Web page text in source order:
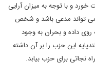
و با توجه به میزان آرایی
تواند مدعی باشد و شخص
روی داده و بحران به وجود
این حزب را بر آن داشته
نجاتی برای حزب بیابد.